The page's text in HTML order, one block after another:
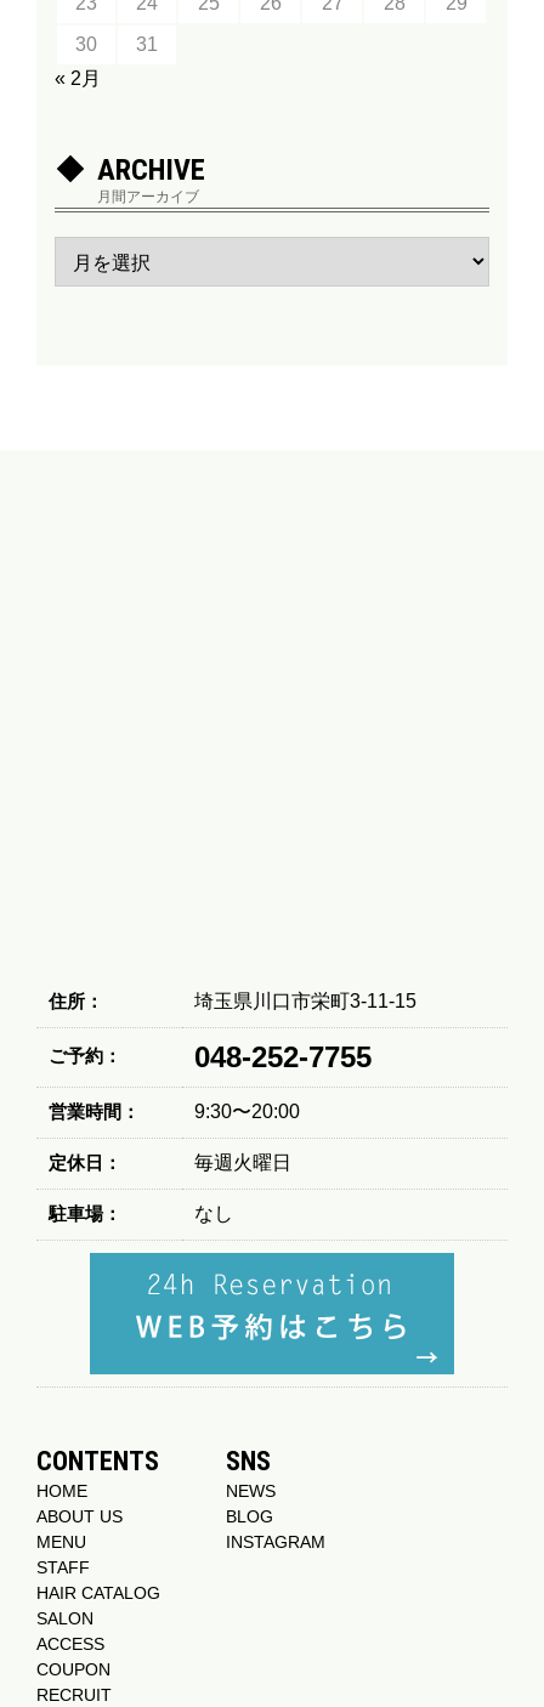
30
31
« 2月
ARCHIVE
月間アーカイブ
住所： 埼玉県川口市栄町3-11-15
ご予約： 048-252-7755
営業時間： 9:30〜20:00
定休日： 毎週火曜日
駐車場： なし
CONTENTS
HOME
ABOUT US
MENU
STAFF
HAIR CATALOG
SALON
ACCESS
COUPON
RECRUIT
SNS
NEWS
BLOG
INSTAGRAM